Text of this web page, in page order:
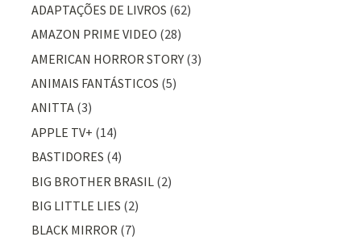
ADAPTAÇÕES DE LIVROS (62)
AMAZON PRIME VIDEO (28)
AMERICAN HORROR STORY (3)
ANIMAIS FANTÁSTICOS (5)
ANITTA (3)
APPLE TV+ (14)
BASTIDORES (4)
BIG BROTHER BRASIL (2)
BIG LITTLE LIES (2)
BLACK MIRROR (7)